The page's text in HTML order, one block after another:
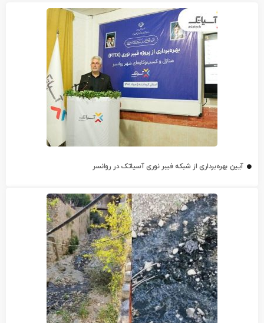
آیین بهره‌برداری از شبکه فیبر نوری آسیاتک در روانسر